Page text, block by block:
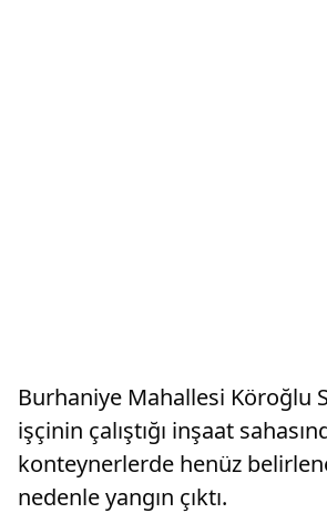
Burhaniye Mahallesi Köroğlu
işçinin çalıştığı inşaat
konteynerlerde henüz
nedenle yangın çıktı.